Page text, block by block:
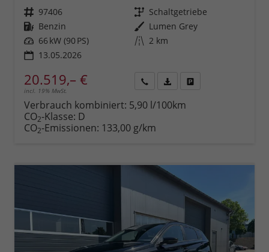
Fahrzeugnr. 97406 Getriebe Schaltgetriebe
Kraftstoff Benzin Außenfarbe Lumen Grey
Leistung 66 kW (90 PS) Kilometerstand 2 km
13.05.2026
20.519,– €
incl. 19% MwSt.
anfordern
Datei,
Verbrauch kombiniert: 5,90 l/100km
CO2-Klasse: D
CO2-Emissionen: 133,00 g/km